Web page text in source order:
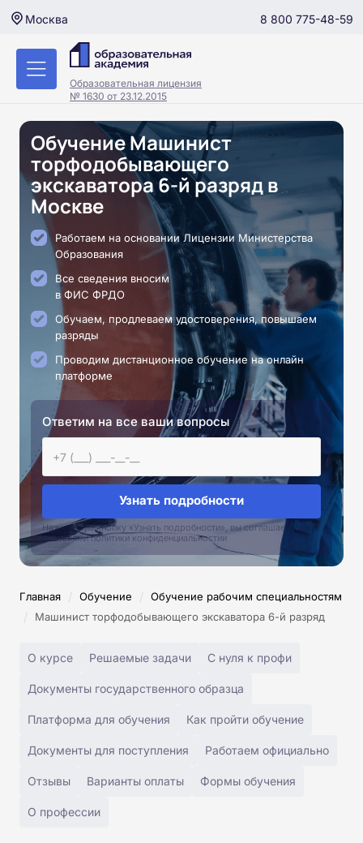
Москва 8 800 775-48-59
Образовательная лицензия
№ 1630 от 23.12.2015
Обучение Машинист
торфодобывающего
экскаватора 6-й разряд в
Москве
Работаем на основании Лицензии Министерства
Образования
Все сведения вносим
в ФИС ФРДО
Обучаем, продлеваем удостоверения, повышаем
разряды
Проводим дистанционное обучение на онлайн
платформе
Ответим на все ваши вопросы
Узнать подробности
Нажимая на кнопку «Узнать подробности», вы соглашаетесь с
условиями политики конфиденциальностии
Главная / Обучение / Обучение рабочим специальностям
/ Машинист торфодобывающего экскаватора 6-й разряд
О курсе Решаемые задачи С нуля к профи
Документы государственного образца
Платформа для обучения Как пройти обучение
Документы для поступления Работаем официально
Отзывы Варианты оплаты Формы обучения
О профессии